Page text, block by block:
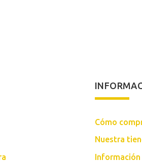
Cómo
Nuestra